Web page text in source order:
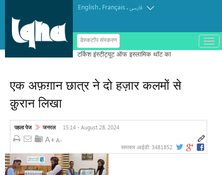
English. Français.فارسی
डेस्कटॉप संस्करण
ب
ا
एक अफ़ग़ान छात्र ने दो हज़ार कलमों से
क़ुरान लिखा
पहला पेज जनरल 15:14 - August 28, 2024
समाचार आईडी: 3481852